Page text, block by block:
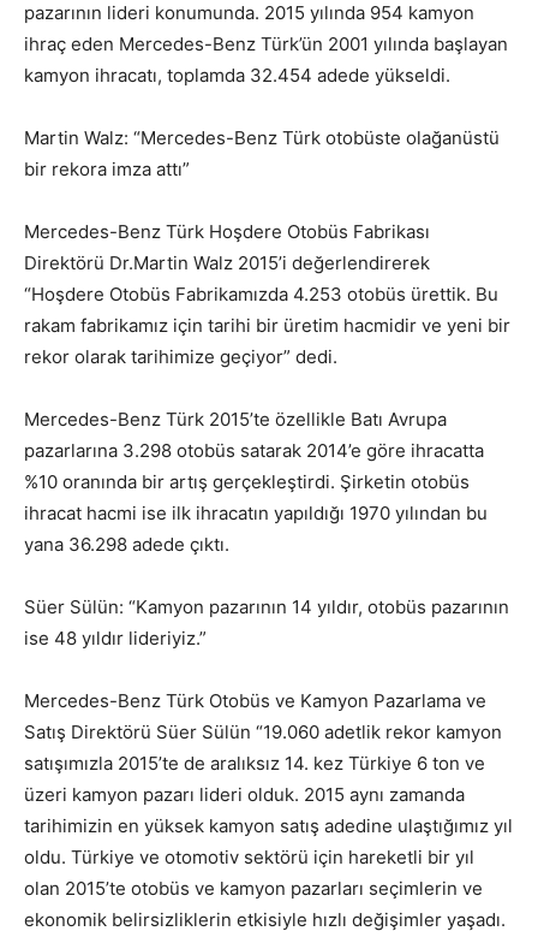
pazarının lideri konumunda. 2015 yılında 954 kamyon
ihraç eden Mercedes-Benz Türk’ün 2001 yılında başlayan
kamyon ihracatı, toplamda 32.454 adede yükseldi.
Martin Walz: “Mercedes-Benz Türk otobüste olağanüstü
bir rekora imza attı”
Mercedes-Benz Türk Hoşdere Otobüs Fabrikası
Direktörü Dr.Martin Walz 2015’i değerlendirerek
“Hoşdere Otobüs Fabrikamızda 4.253 otobüs ürettik. Bu
rakam fabrikamız için tarihi bir üretim hacmidir ve yeni bir
rekor olarak tarihimize geçiyor” dedi.
Mercedes-Benz Türk 2015’te özellikle Batı Avrupa
pazarlarına 3.298 otobüs satarak 2014’e göre ihracatta
%10 oranında bir artış gerçekleştirdi. Şirketin otobüs
ihracat hacmi ise ilk ihracatın yapıldığı 1970 yılından bu
yana 36.298 adede çıktı.
Süer Sülün: “Kamyon pazarının 14 yıldır, otobüs pazarının
ise 48 yıldır lideriyiz.”
Mercedes-Benz Türk Otobüs ve Kamyon Pazarlama ve
Satış Direktörü Süer Sülün “19.060 adetlik rekor kamyon
satışımızla 2015’te de aralıksız 14. kez Türkiye 6 ton ve
üzeri kamyon pazarı lideri olduk. 2015 aynı zamanda
tarihimizin en yüksek kamyon satış adedine ulaştığımız yıl
oldu. Türkiye ve otomotiv sektörü için hareketli bir yıl
olan 2015’te otobüs ve kamyon pazarları seçimlerin ve
ekonomik belirsizliklerin etkisiyle hızlı değişimler yaşadı.